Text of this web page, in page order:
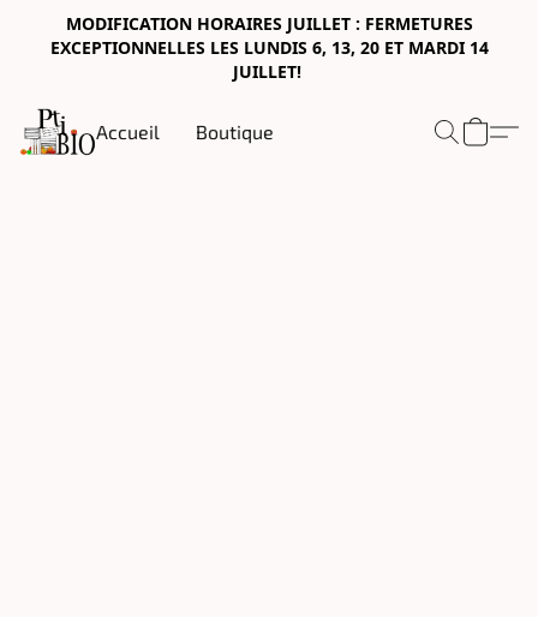
MODIFICATION HORAIRES JUILLET : FERMETURES
EXCEPTIONNELLES LES LUNDIS 6, 13, 20 ET MARDI 14
JUILLET!
Accueil Boutique